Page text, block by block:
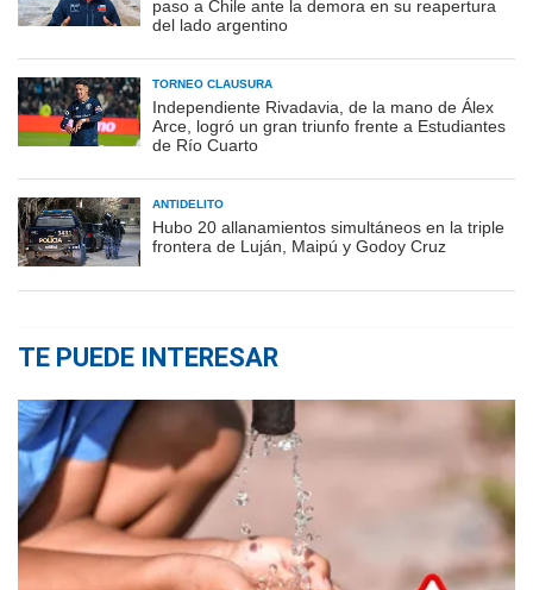
paso a Chile ante la demora en su reapertura
del lado argentino
TORNEO CLAUSURA
Independiente Rivadavia, de la mano de Álex
Arce, logró un gran triunfo frente a Estudiantes
de Río Cuarto
ANTIDELITO
Hubo 20 allanamientos simultáneos en la triple
frontera de Luján, Maipú y Godoy Cruz
TE PUEDE INTERESAR